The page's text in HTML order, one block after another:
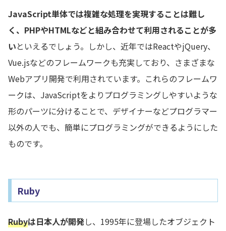
JavaScript単体では複雑な処理を実現することは難し
く、PHPやHTMLなどと組み合わせて利用されることが多
いといえるでしょう。しかし、近年ではReactやjQuery、
Vue.jsなどのフレームワークも充実しており、さまざまな
Webアプリ開発で利用されています。これらのフレームワ
ークは、JavaScriptをよりプログラミングしやすいような
形のパーツに分けることで、デザイナーなどプログラマー
以外の人でも、簡単にプログラミングができるようにした
ものです。
Ruby
Rubyは日本人が開発し、1995年に登場したオブジェクト